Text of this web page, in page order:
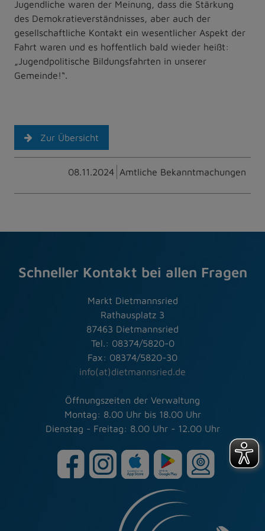
Jugendliche waren der Meinung, dass die Stärkung
des Demokratieverständnisses, aber auch der
gesellschaftliche Kontakt ein wesentlicher Aspekt der
Fahrt waren und es hoffentlich bald wieder heißt:
„Jugendpolitische Bildungsfahrten in unserer
Gemeinde!“.
Zur Übersicht
08.11.2024 Amtliche Bekanntmachungen
Schneller Kontakt bei allen Fragen
Markt Dietmannsried
Rathausplatz 3
87463 Dietmannsried
Tel.: 08374/5820-0
Fax: 08374/5820-30
info(at)dietmannsried.de
Öffnungszeiten der Verwaltung
Montag: 8.00 Uhr bis 18.00 Uhr
Dienstag - Freitag: 8.00 Uhr - 12.00 Uhr